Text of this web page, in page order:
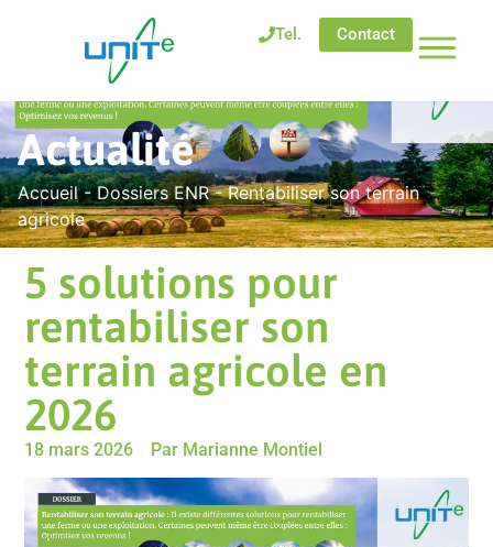
Tel. Contact
Actualité
Accueil-Dossiers ENR-Rentabiliser son terrain
agricole
5 solutions pour
rentabiliser son
terrain agricole en
2026
18 mars 2026 Par Marianne Montiel